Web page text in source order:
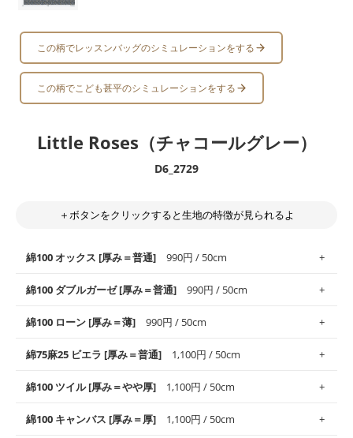
この柄でレッスンバッグのシミュレーションをする
この柄でこども甚平のシミュレーションをする
Little Roses（チャコールグレー）
D6_2729
＋ボタンをクリックすると生地の特徴が見られるよ
綿100 オックス [厚み＝普通] 990円 / 50cm
使いやすさNo.1！しなやかさと適度な張りを併せ持ち、通気性の
高さがオックス生地の特徴です。当サイトのオックス生地は、
般にお使いいただけます。
※レッスンバッグ、上履き袋などの通園通学グッズにはツイル生
綿100 ダブルガーゼ [厚み＝普通] 990円 / 50cm
柔らかくふんわりとした肌触りが特徴です。ベビー用品やハンカ
チなど直接肌に触れるアイテムに最適です。高い吸湿性・通気性
す。
・スタイ、おくるみなどのベビーグッズ
綿100 ローン [厚み＝薄] 990円 / 50cm
上質で薄手の平織りの生地です。軽やかさとなめらかな手触りの
良さが魅力。透け感があるので、涼しげなトップスなどに最適で
綿75麻25 ビエラ [厚み＝普通] 1,100円 / 50cm
コットン75％リネン25％の当店のビエラ生地は、オックス生地よ
りもふんわりとした柔らかい質感と適度な落ち感を感じられるの
綿100 ツイル [厚み＝やや厚] 1,100円 / 50cm
綿100 キャンバス [厚み＝厚] 1,100円 / 50cm